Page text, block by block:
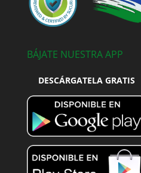
BÁJATE NUESTRA APP
DESCÁRGATELA GRATIS